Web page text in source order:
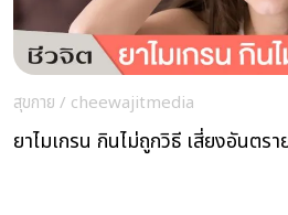
สุขกาย / cheewajitmedia
ยาไมเกรน กินไม่ถูกวิธี เสี่ยงอันตร